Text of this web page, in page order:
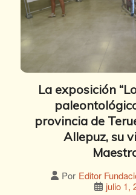
La exposición
provincia de
Allepuz, su
Por Editor
julio 1,